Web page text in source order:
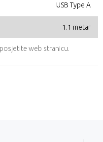
USB Type A
1.1 metar
web stranicu.